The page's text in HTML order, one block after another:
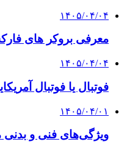
۱۴۰۵/۰۴/۰۴
معرفی بروکر های
۱۴۰۵/۰۴/۰۴
فوتبال یا فوتبال
۱۴۰۵/۰۴/۰۱
ویژگی‌های فنی و بدنی